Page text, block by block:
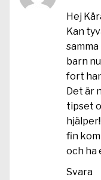
Hej
Kan
barn
fort
Det är
tipset
fin
och ha
Svara